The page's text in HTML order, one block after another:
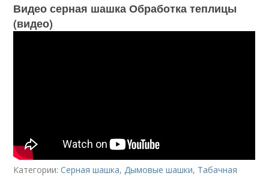
Видео серная шашка Обработка теплицы
(видео)
Категории:Серная шашка,Дымовые шашки, Табачная